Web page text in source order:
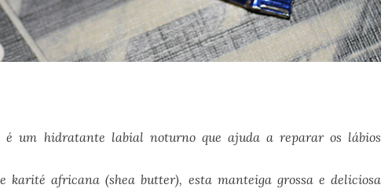
é um hidratante labial noturno que ajuda a reparar os lábios
africana (shea butter), esta manteiga grossa e deliciosa